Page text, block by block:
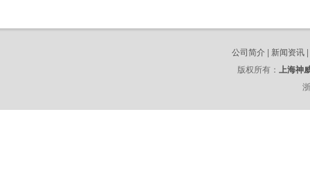
公司简介| 新闻资讯|
版权所有： 上海神